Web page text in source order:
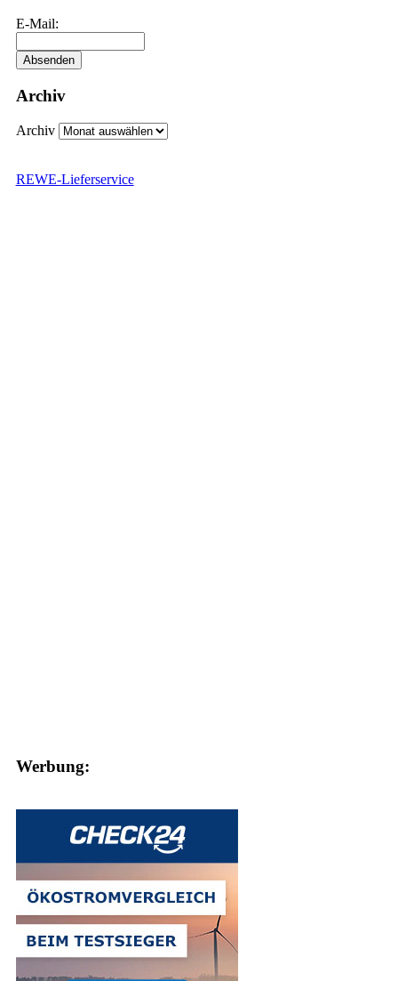
E-Mail:
Archiv
Archiv
REWE-Lieferservice
Werbung: